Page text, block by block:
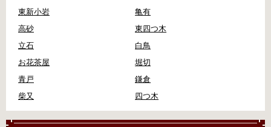
東新小岩
亀有
高砂
東四つ木
立石
白鳥
お花茶屋
堀切
青戸
鎌倉
柴又
四つ木